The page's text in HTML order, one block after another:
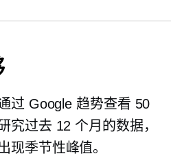
过 Google 趋势查看 50
究过去 12 个月的数据，
现季节性峰值。